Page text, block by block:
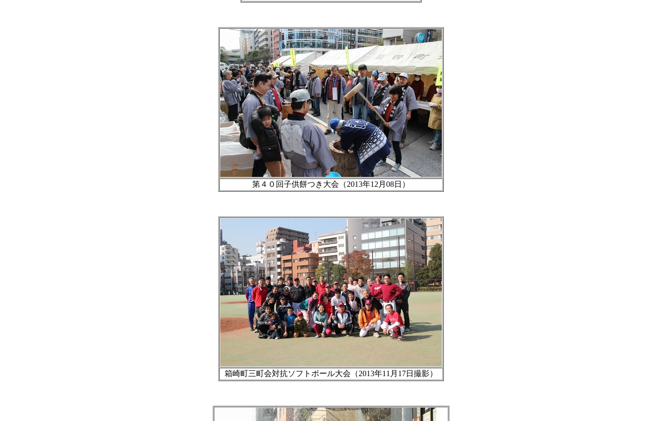
第４０回子供餅つき大会（2013年12月08日）
箱崎町三町会対抗ソフトボール大会（2013年11月17日撮影）